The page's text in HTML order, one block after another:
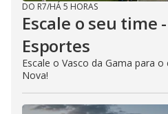
DO R7/HÁ 5 HORAS
Escale o seu time
Esportes
Escale o Vasco da Gama para
Nova!